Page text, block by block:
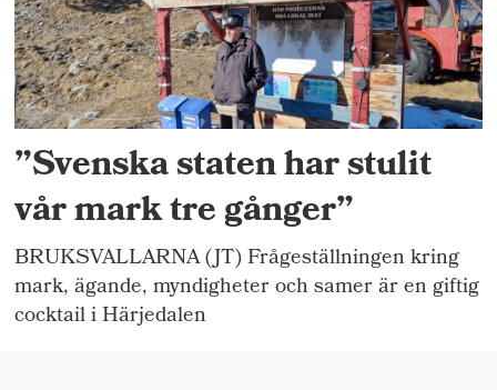
”Svenska staten har stulit
vår mark tre gånger”
BRUKSVALLARNA (JT) Frågeställningen kring
mark, ägande, myndigheter och samer är en giftig
cocktail i Härjedalen